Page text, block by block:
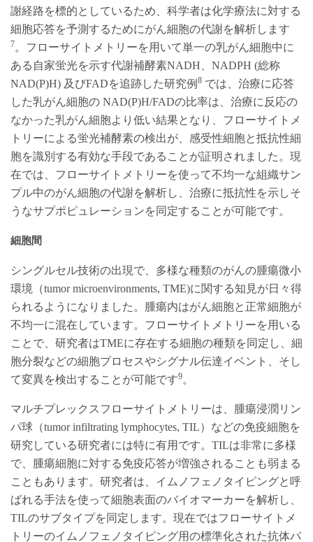
謝経路を標的としているため、科学者は化学療法に対する
細胞応答を予測するためにがん細胞の代謝を解析します
7。フローサイトメトリーを用いて単一の乳がん細胞中に
ある自家蛍光を示す代謝補酵素NADH、NADPH (総称
NAD(P)H) 及びFADを追跡した研究例 8 では、治療に応答
した乳がん細胞の NAD(P)H/FADの比率は、治療に反応の
なかった乳がん細胞より低い結果となり、フローサイトメ
トリーによる蛍光補酵素の検出が、感受性細胞と抵抗性細
胞を識別する有効な手段であることが証明されました。現
在では、フローサイトメトリーを使って不均一な組織サン
プル中のがん細胞の代謝を解析し、治療に抵抗性を示しそ
うなサプポピュレーションを同定することが可能です。
細胞間
シングルセル技術の出現で、多様な種類のがんの腫瘍微小
環境（tumor microenvironments, TME)に関する知見が日々得
られるようになりました。腫瘍内はがん細胞と正常細胞が
不均一に混在しています。フローサイトメトリーを用いる
ことで、研究者はTMEに存在する細胞の種類を同定し、細
胞分裂などの細胞プロセスやシグナル伝達イベント、そし
て変異を検出することが可能です9。
マルチプレックスフローサイトメトリーは、腫瘍浸潤リン
パ球（tumor infiltrating lymphocytes, TIL）などの免疫細胞を
研究している研究者には特に有用です。TILは非常に多様
で、腫瘍細胞に対する免疫応答が増強されることも弱まる
こともあります。研究者は、イムノフェノタイピングと呼
ばれる手法を使って細胞表面のバイオマーカーを解析し、
TILのサブタイプを同定します。現在ではフローサイトメ
トリーのイムノフェノタイピング用の標準化された抗体パ